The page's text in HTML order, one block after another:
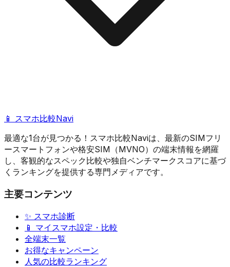
📱 スマホ比較Navi
最適な1台が見つかる！スマホ比較Naviは、最新のSIMフリ
ースマートフォンや格安SIM（MVNO）の端末情報を網羅
し、客観的なスペック比較や独自ベンチマークスコアに基づ
くランキングを提供する専門メディアです。
主要コンテンツ
✨ スマホ診断
📱 マイスマホ設定・比較
全端末一覧
お得なキャンペーン
人気の比較ランキング